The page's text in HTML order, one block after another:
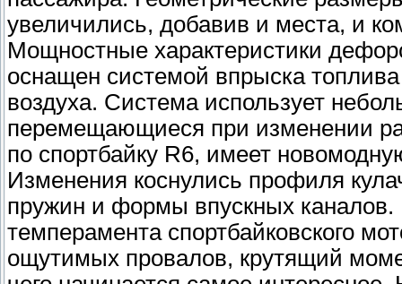
увеличились, добавив и места, и
Мощностные характеристики
оснащен системой впрыска
воздуха. Система использует
перемещающиеся при изменении
по спортбайку R6, имеет
Изменения коснулись профиля
пружин и формы впускных каналов.
темперамента спортбайковского
ощутимых провалов, крутящий